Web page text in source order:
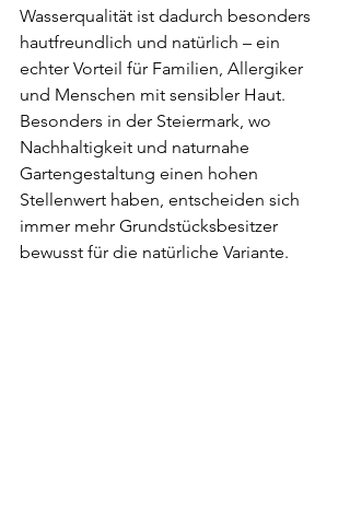
Wasserqualität ist dadurch besonders
hautfreundlich und natürlich – ein
echter Vorteil für Familien, Allergiker
und Menschen mit sensibler Haut.
Besonders in der Steiermark, wo
Nachhaltigkeit und naturnahe
Gartengestaltung einen hohen
Stellenwert haben, entscheiden sich
immer mehr Grundstücksbesitzer
bewusst für die natürliche Variante.